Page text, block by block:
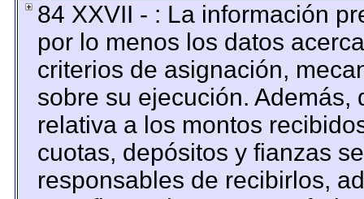
84 XXVII - : La información
por lo menos los datos
criterios de asignación,
sobre su ejecución.
relativa a los montos
cuotas, depósitos y fianzas
responsables de recibirlos,